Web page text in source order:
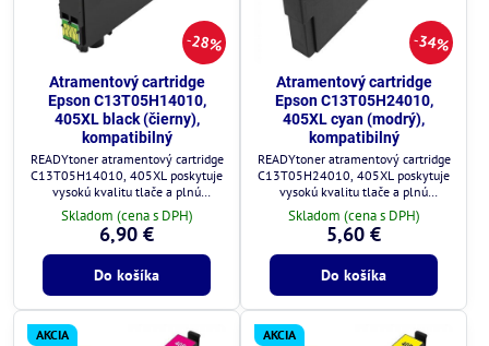
28%
Atramentový cartridge
Epson C13T05H14010,
405XL black (čierny),
kompatibilný
READYtoner atramentový cartridge
C13T05H14010, 405XL poskytuje
vysokú kvalitu tlače a plnú
kompatibilitu s tlačiarňami Epson.
Skladom (cena s DPH)
6,90 €
Do košíka
34%
Atramentový cartridge
Epson C13T05H24010,
405XL cyan (modrý),
kompatibilný
READYtoner atramentový cartridge
C13T05H24010, 405XL poskytuje
vysokú kvalitu tlače a plnú
kompatibilitu s tlačiarňami Epson.
Skladom (cena s DPH)
5,60 €
Do košíka
AKCIA
AKCIA